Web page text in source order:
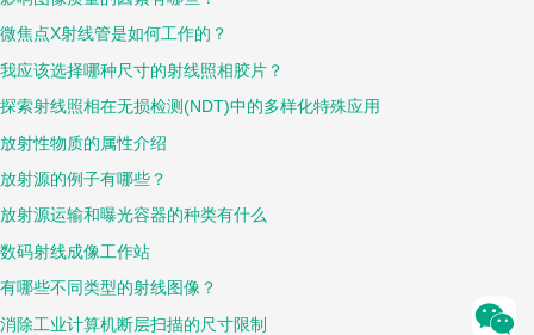
微焦点X射线管是如何工作的？
我应该选择哪种尺寸的射线照相胶片？
探索射线照相在无损检测(NDT)中的多样化特殊应用
放射性物质的属性介绍
放射源的例子有哪些？
放射源运输和曝光容器的种类有什么
数码射线成像工作站
有哪些不同类型的射线图像？
消除工业计算机断层扫描的尺寸限制